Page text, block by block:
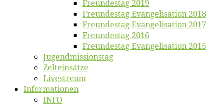
Freun­des­tag 2019
Freun­des­tag Evan­ge­li­sa­ti­on 2018
Freun­des­tag Evan­ge­li­sa­ti­on 2017
Freun­des­tag 2016
Freun­des­tag Evan­ge­li­sa­ti­on 2015
Jugend­mis­sions­tag
Zelt­ein­sät­ze
Live­stream
Informatio­nen
INFO